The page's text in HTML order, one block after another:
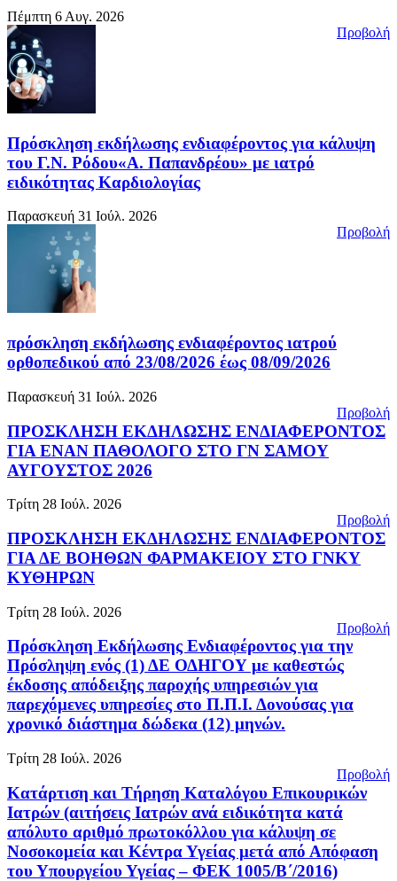
Πέμπτη 6 Αυγ. 2026
Προβολή
Πρόσκληση εκδήλωσης ενδιαφέροντος για κάλυψη
του Γ.Ν. Ρόδου«Α. Παπανδρέου» με ιατρό
ειδικότητας Καρδιολογίας
Παρασκευή 31 Ιούλ. 2026
Προβολή
πρόσκληση εκδήλωσης ενδιαφέροντος ιατρού
ορθοπεδικού από 23/08/2026 έως 08/09/2026
Παρασκευή 31 Ιούλ. 2026
Προβολή
ΠΡΟΣΚΛΗΣΗ ΕΚΔΗΛΩΣΗΣ ΕΝΔΙΑΦΕΡΟΝΤΟΣ
ΓΙΑ ΕΝΑΝ ΠΑΘΟΛΟΓΟ ΣΤΟ ΓΝ ΣΑΜΟΥ
ΑΥΓΟΥΣΤΟΣ 2026
Τρίτη 28 Ιούλ. 2026
Προβολή
ΠΡΟΣΚΛΗΣΗ ΕΚΔΗΛΩΣΗΣ ΕΝΔΙΑΦΕΡΟΝΤΟΣ
ΓΙΑ ΔΕ ΒΟΗΘΩΝ ΦΑΡΜΑΚΕΙΟΥ ΣΤΟ ΓΝΚΥ
ΚΥΘΗΡΩΝ
Τρίτη 28 Ιούλ. 2026
Προβολή
Πρόσκληση Εκδήλωσης Ενδιαφέροντος για την
Πρόσληψη ενός (1) ΔΕ ΟΔΗΓΟΥ με καθεστώς
έκδοσης απόδειξης παροχής υπηρεσιών για
παρεχόμενες υπηρεσίες στο Π.Π.Ι. Δονούσας για
χρονικό διάστημα δώδεκα (12) μηνών.
Τρίτη 28 Ιούλ. 2026
Προβολή
Κατάρτιση και Τήρηση Καταλόγου Επικουρικών
Ιατρών (αιτήσεις Ιατρών ανά ειδικότητα κατά
απόλυτο αριθμό πρωτοκόλλου για κάλυψη σε
Νοσοκομεία και Κέντρα Υγείας μετά από Απόφαση
του Υπουργείου Υγείας – ΦΕΚ 1005/Β΄/2016)